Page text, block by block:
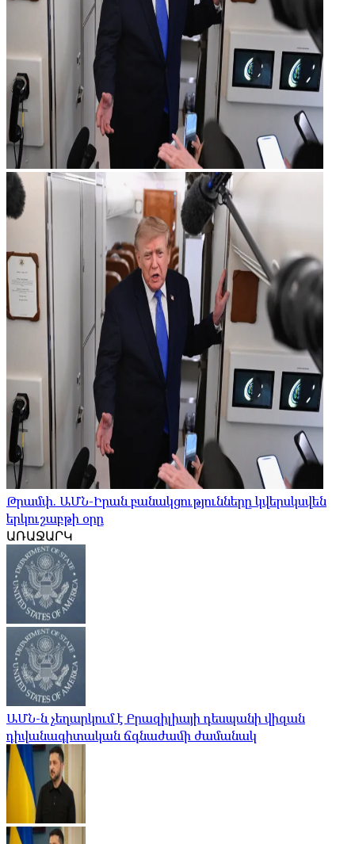
Թրամփ. ԱՄՆ-Իրան բանակցությունները կվերսկսվեն
երկուշաբթի օրը
ԱՌԱՋԱՐԿ
ԱՄՆ-ն չեղարկում է Բրազիլիայի դեսպանի վիզան
դիվանագիտական ​​ճգնաժամի ժամանակ